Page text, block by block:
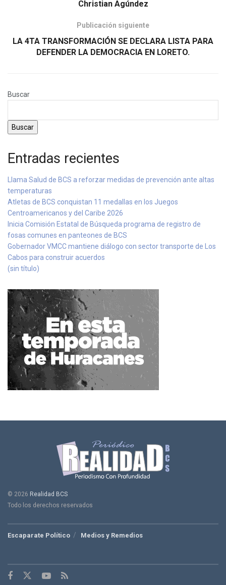
Christian Agúndez
Publicación siguiente
LA 4TA TRANSFORMACIÓN SE DECLARA LISTA PARA
DEFENDER LA DEMOCRACIA EN LORETO.
Buscar
Buscar
Entradas recientes
Llama Salud de BCS a reforzar medidas de prevención ante altas
temperaturas
Atletas de BCS conquistan 11 medallas en los Juegos
Centroamericanos y del Caribe 2026
Inicia Comisión Estatal de Búsqueda programa de registro de
fosas comunes en panteones de BCS
Gobernador VMCC mantiene diálogo con sector transporte de Los
Cabos para construir acuerdos
(sin título)
© 2026 Realidad BCS
Todo los derechos reservados
Escaparate Político Medios y Remedios